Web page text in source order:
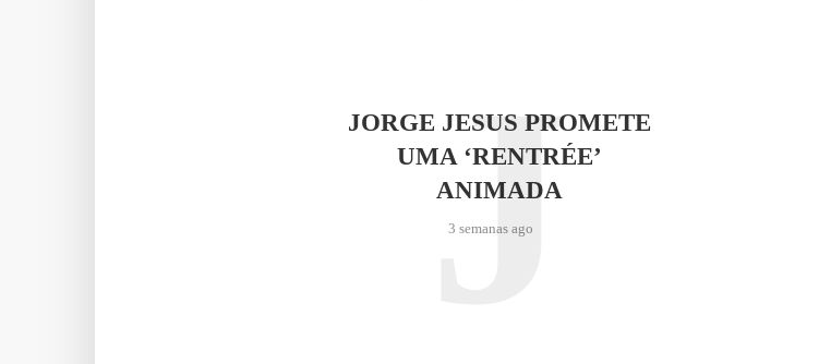
JORGE JESUS PROMETE
UMA ‘RENTRÉE’
ANIMADA
3 semanas ago
J